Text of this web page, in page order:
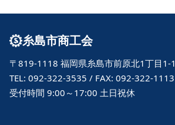
糸島市商工会
〒819-1118 福岡県糸島市前原北1丁目1-1
TEL: 092-322-3535 / FAX: 092-322-1113
受付時間 9:00～17:00 土日祝休